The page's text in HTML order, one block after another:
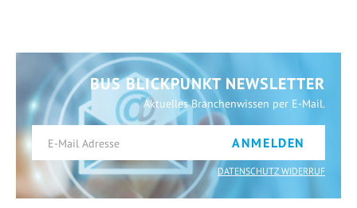
BUS BLICKPUNKT NEWSLETTER
Aktuelles Branchenwissen per E-Mail.
ANMELDEN
DATENSCHUTZ WIDERRUF